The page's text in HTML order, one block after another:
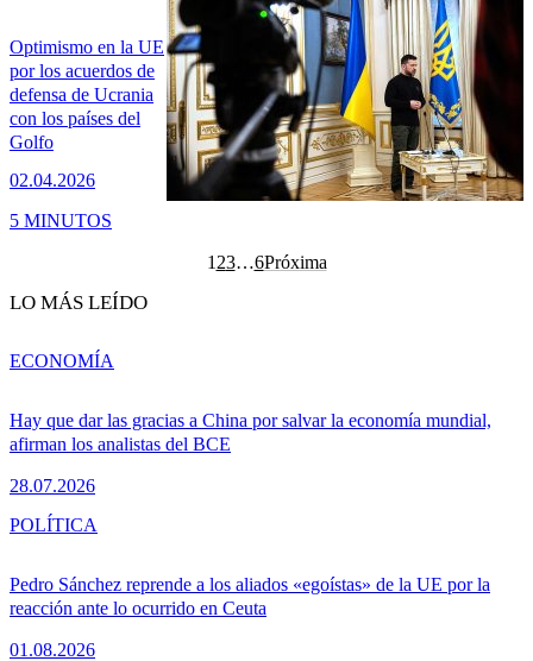
Optimismo en la UE
por los acuerdos de
defensa de Ucrania
con los países del
Golfo
02.04.2026
5 MINUTOS
1 23…6Próxima
LO MÁS LEÍDO
Hay que dar las gracias a China por salvar la economía mundial,
afirman los analistas del BCE
28.07.2026
ECONOMÍA
Pedro Sánchez reprende a los aliados «egoístas» de la UE por la
reacción ante lo ocurrido en Ceuta
01.08.2026
POLÍTICA